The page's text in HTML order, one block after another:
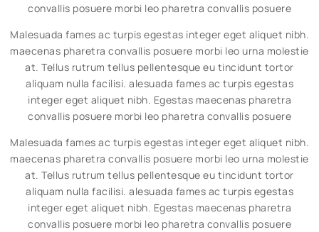
convallis posuere morbi leo pharetra convallis posuere
Malesuada fames ac turpis egestas integer eget aliquet nibh.
maecenas pharetra convallis posuere morbi leo urna molestie
at. Tellus rutrum tellus pellentesque eu tincidunt tortor
aliquam nulla facilisi. alesuada fames ac turpis egestas
integer eget aliquet nibh. Egestas maecenas pharetra
convallis posuere morbi leo pharetra convallis posuere
Malesuada fames ac turpis egestas integer eget aliquet nibh.
maecenas pharetra convallis posuere morbi leo urna molestie
at. Tellus rutrum tellus pellentesque eu tincidunt tortor
aliquam nulla facilisi. alesuada fames ac turpis egestas
integer eget aliquet nibh. Egestas maecenas pharetra
convallis posuere morbi leo pharetra convallis posuere